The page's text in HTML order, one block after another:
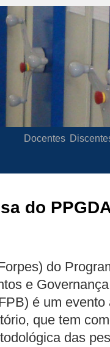
Docentes
do
do
e
é um
que tem
das